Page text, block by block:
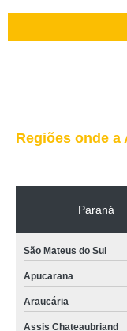
Regiões onde a
Paraná
São Mateus do Sul
Apucarana
Araucária
Assis Chateaubriand